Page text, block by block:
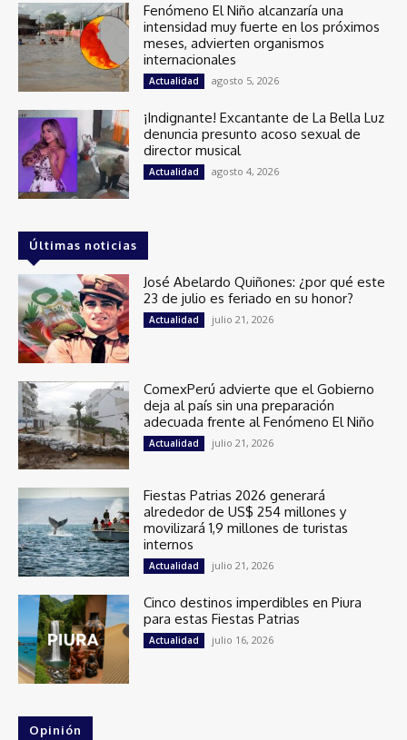
Fenómeno El Niño alcanzaría una
intensidad muy fuerte en los próximos
meses, advierten organismos
internacionales
Actualidad agosto 5, 2026
¡Indignante! Excantante de La Bella Luz
denuncia presunto acoso sexual de
director musical
Actualidad agosto 4, 2026
Últimas noticias
José Abelardo Quiñones: ¿por qué este
23 de julio es feriado en su honor?
Actualidad julio 21, 2026
ComexPerú advierte que el Gobierno
deja al país sin una preparación
adecuada frente al Fenómeno El Niño
Actualidad julio 21, 2026
Fiestas Patrias 2026 generará
alrededor de US$ 254 millones y
movilizará 1,9 millones de turistas
internos
Actualidad julio 21, 2026
Cinco destinos imperdibles en Piura
para estas Fiestas Patrias
Actualidad julio 16, 2026
Opinión